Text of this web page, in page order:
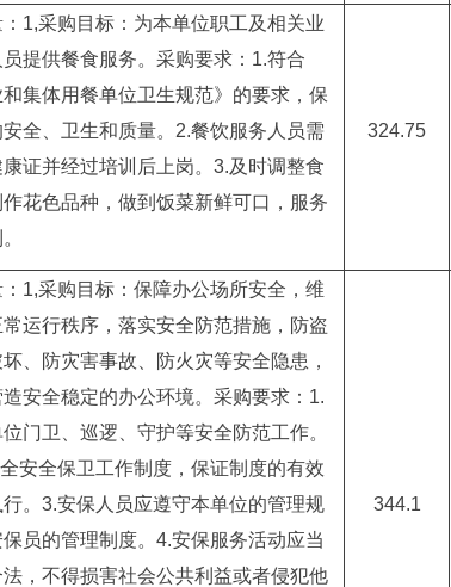
1,采购目标：为本单位职工及相关业
提供餐食服务。采购要求：1.符合
和集体用餐单位卫生规范》的要求，保
全、卫生和质量。2.餐饮服务人员需
证并经过培训后上岗。3.及时调整食
花色品种，做到饭菜新鲜可口，服务
324.75
1,采购目标：保障办公场所安全，维
运行秩序，落实安全防范措施，防盗
、防灾害事故、防火灾等安全隐患，
安全稳定的办公环境。采购要求：1.
门卫、巡逻、守护等安全防范工作。
安全保卫工作制度，保证制度的有效
。3.安保人员应遵守本单位的管理规
员的管理制度。4.安保服务活动应当
，不得损害社会公共利益或者侵犯他
344.1